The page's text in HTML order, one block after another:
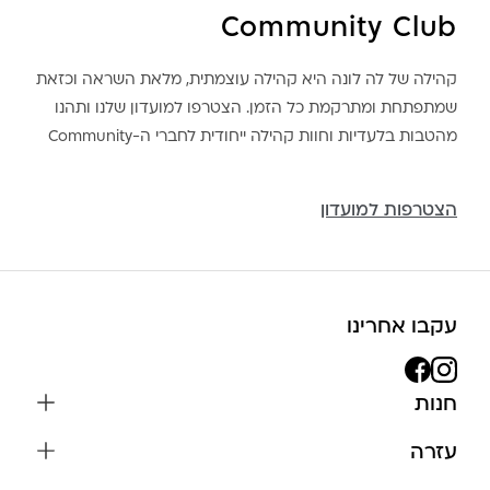
Community Club
קהילה של לה לונה היא קהילה עוצמתית, מלאת השראה וכזאת
שמתפתחת ומתרקמת כל הזמן. הצטרפו למועדון שלנו ותהנו
מהטבות בלעדיות וחוות קהילה ייחודית לחברי ה-Community
הצטרפות למועדון
עקבו אחרינו
חנות
עזרה